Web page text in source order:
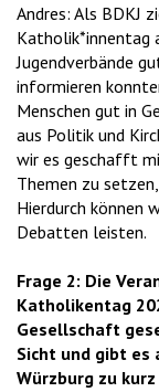
Andres: Als BDKJ
Katholik*innentag
Jugendverbände
informieren
Menschen gut in
aus Politik und
wir es geschafft
Themen zu
Hierdurch können
Debatten leisten.
Frage 2: Die
Katholikentag
Gesellschaft
Sicht und gibt es
Würzburg zu